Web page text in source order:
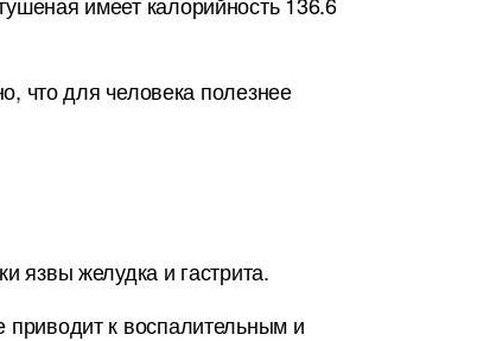
что для человека полезнее
язвы желудка и гастрита.
к воспалительным и